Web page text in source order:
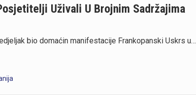
Uživali U Brojnim Sadržajima
bio domaćin manifestacije Frankopanski Uskrs u…